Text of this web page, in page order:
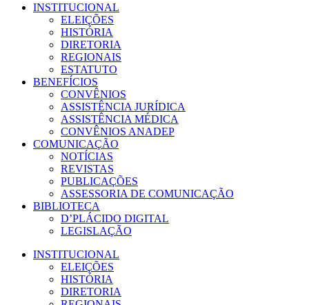
INSTITUCIONAL
ELEIÇÕES
HISTÓRIA
DIRETORIA
REGIONAIS
ESTATUTO
BENEFÍCIOS
CONVÊNIOS
ASSISTÊNCIA JURÍDICA
ASSISTÊNCIA MÉDICA
CONVÊNIOS ANADEP
COMUNICAÇÃO
NOTÍCIAS
REVISTAS
PUBLICAÇÕES
ASSESSORIA DE COMUNICAÇÃO
BIBLIOTECA
D’PLÁCIDO DIGITAL
LEGISLAÇÃO
INSTITUCIONAL
ELEIÇÕES
HISTÓRIA
DIRETORIA